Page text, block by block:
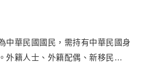
中華民國國民，需持有中華民國身
外籍人士、外籍配偶、新移民…